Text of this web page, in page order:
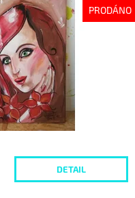
PRODÁNO
DETAIL